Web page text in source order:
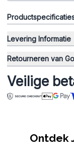
Levering Informatie
Retourneren van
Veilige
Ontdek